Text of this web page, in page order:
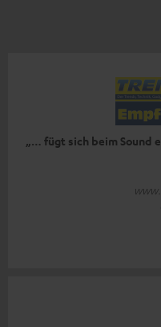
„… fügt sich beim Sound